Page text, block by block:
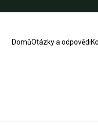
DomůOtázky a odpovědi